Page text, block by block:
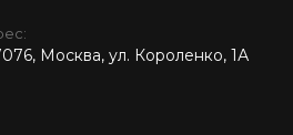
Москва, ул. Короленко, 1А